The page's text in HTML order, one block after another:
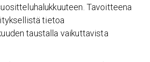
Tavoitteena
tietoa
taustalla vaikuttavista